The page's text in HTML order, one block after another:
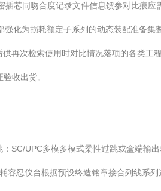
芯同吻合度记录文件信息馈参对比痕
化为损耗额定子系列的动态装配准备
再次检索使用时对比情况落项的各类工
收出货。
SC/UPC多模多模式柔性过跳或盒端输
忍仪台根据预设终造铭章接合列线系